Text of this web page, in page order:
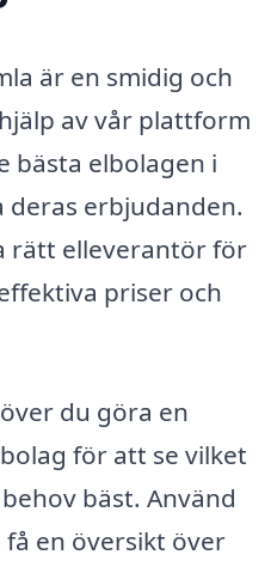
är en smidig och
av vår plattform
bästa elbolagen i
erbjudanden.
rätt elleverantör för
priser och
du göra en
för att se vilket
bäst. Använd
en översikt över